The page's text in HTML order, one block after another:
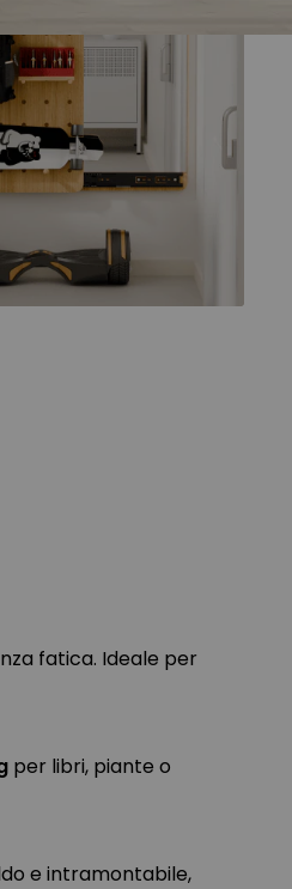
fatica. Ideale per
per libri, piante o
e intramontabile,